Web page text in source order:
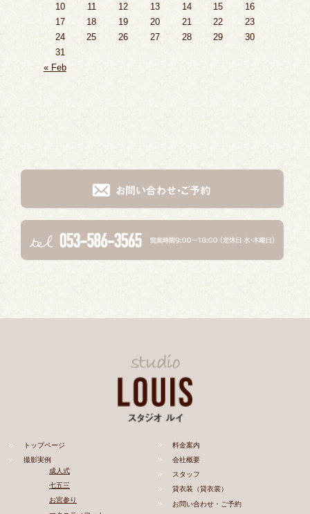
10
11 12 13 14 15
16
17
18 19 20 21 22
23
24
25 26 27 28 29
30
31
« Feb
トップページ
撮影実例
成人式
七五三
お宮参り
料金案内
会社概要
スタッフ
貸衣装（貸衣裳）
お問い合わせ・ご予約